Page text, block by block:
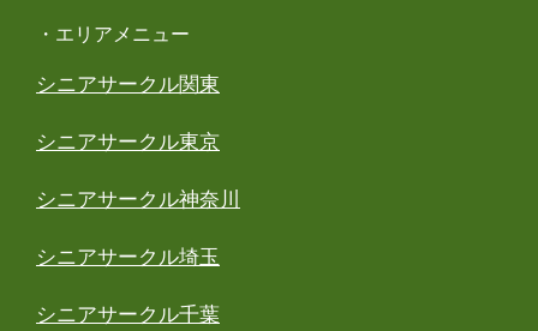
・エリアメニュー
シニアサークル関東
シニアサークル東京
シニアサークル神奈川
シニアサークル埼玉
シニアサークル千葉